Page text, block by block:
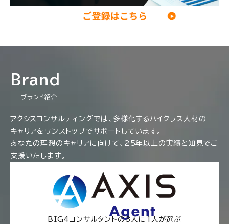
Brand
ブランド紹介
アクシスコンサルティングでは、多様化するハイクラス人材の
キャリアをワンストップでサポートしています。
あなたの理想のキャリアに向けて、25年以上の実績と知見でご
支援いたします。
BIG4コンサルタントの3人に1人が選ぶ